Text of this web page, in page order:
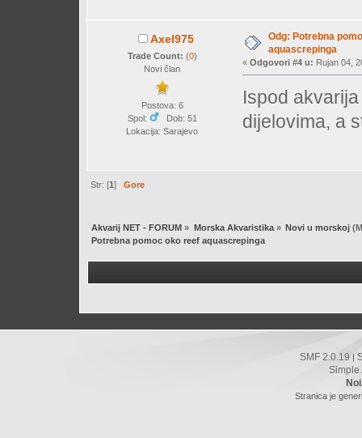
Axel975
Trade Count: (0)
Novi član
Postova: 6
Spol:
Dob: 51
Lokacija: Sarajevo
Odg: Potrebna
aquascrepinga
« Odgovori #4 u: Rujan 04,
Ispod
dijelovima, a
Str: [1]Gore
Akvarij NET - FORUM » Morska Akvaristika» Novi u morskoj
Potrebna pomoc oko reef aquascrepinga
SMF 2.0.19 |
Simple
Stranica je